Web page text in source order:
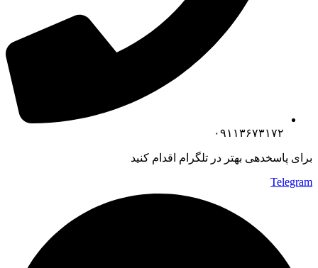
۰۹۱۱۳۶۷۳۱۷۲
برای پاسخدهی بهتر در تلگرام اقدام کنید
Telegram